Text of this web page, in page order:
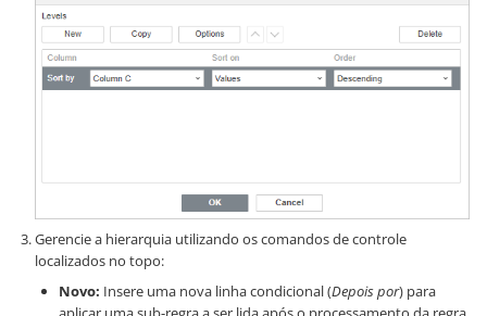
Gerencie a hierarquia utilizando os comandos de controle
localizados no topo:
Novo: Insere uma nova linha condicional (Depois por) para